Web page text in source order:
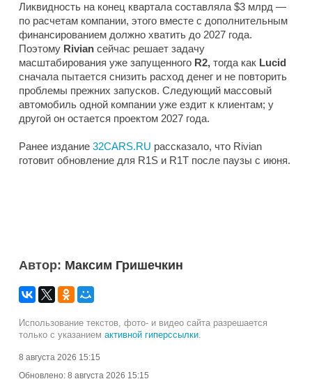
Ликвидность на конец квартала составляла $3 млрд —
по расчетам компании, этого вместе с дополнительным
финансированием должно хватить до 2027 года.
Поэтому Rivian сейчас решает задачу
масштабирования уже запущенного R2, тогда как Lucid
сначала пытается снизить расход денег и не повторить
проблемы прежних запусков. Следующий массовый
автомобиль одной компании уже ездит к клиентам; у
другой он остается проектом 2027 года.
Ранее издание 32CARS.RU рассказало, что Rivian
готовит обновление для R1S и R1T после паузы с июня.
Автор: Максим Гришечкин
Использование текстов, фото- и видео сайта разрешается
только с указанием активной гиперссылки.
8 августа 2026 15:15
Обновлено: 8 августа 2026 15:15